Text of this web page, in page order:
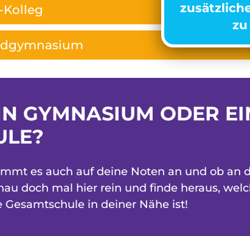
GYMNASIUM ODER
es auch auf deine Noten an und ob an
doch mal hier rein und finde heraus,
in deiner Nähe ist!